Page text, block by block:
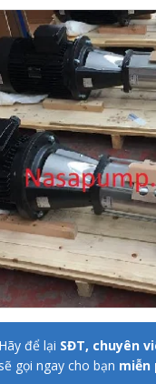
Hãy để lại SĐT, chuyên
sẽ gọi ngay cho bạn miễn